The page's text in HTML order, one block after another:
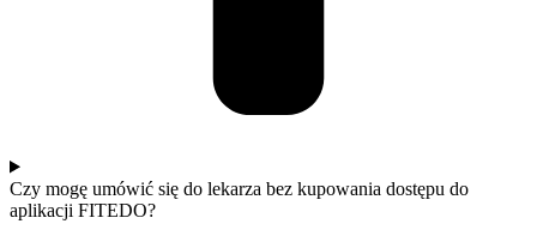
Czy mogę umówić się do lekarza bez kupowania dostępu do
aplikacji FITEDO?